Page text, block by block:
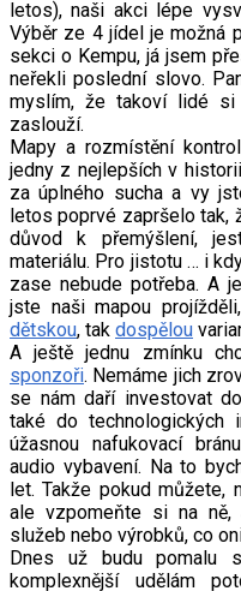
letos), naši akci lépe
Výběr ze 4 jídel je možná
sekci o Kempu, já jsem
neřekli poslední slovo.
myslím, že takoví lidé
zaslouží.
Mapy a rozmístění
jedny z nejlepších v
za úplného sucha a vy
letos poprvé zapršelo tak,
důvod k přemýšlení,
materiálu. Pro jistotu … i
zase nebude potřeba. A
jste naši mapou
dětskou, tak dospělou
A ještě jednu zmínku
sponzoři. Nemáme jich
se nám daří investovat
také do technologických
úžasnou nafukovací
audio vybavení. Na to
let. Takže pokud můžete,
ale vzpomeňte si na ně,
služeb nebo výrobků, co
Dnes už budu pomalu
komplexnější udělám